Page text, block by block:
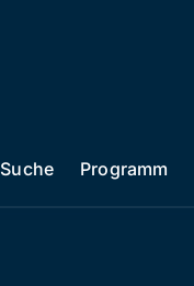
Suche Programm